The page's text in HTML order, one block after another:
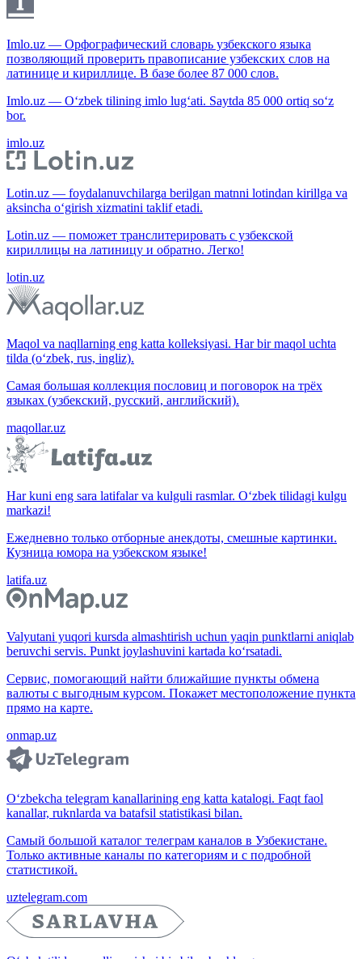
Imlo.uz — Орфографический словарь узбекского языка
позволяющий проверить правописание узбекских слов на
латинице и кириллице. В базе более 87 000 слов.
Imlo.uz — O‘zbek tilining imlo lug‘ati. Saytda 85 000 ortiq so‘z
bor.
imlo.uz
Lotin.uz — foydalanuvchilarga berilgan matnni lotindan kirillga va
aksincha o‘girish xizmatini taklif etadi.
Lotin.uz — поможет транслитерировать с узбекской
кириллицы на латиницу и обратно. Легко!
lotin.uz
Maqol va naqllarning eng katta kolleksiyasi. Har bir maqol uchta
tilda (o‘zbek, rus, ingliz).
Самая большая коллекция пословиц и поговорок на трёх
языках (узбекский, русский, английский).
maqollar.uz
Har kuni eng sara latifalar va kulguli rasmlar. O‘zbek tilidagi kulgu
markazi!
Ежедневно только отборные анекдоты, смешные картинки.
Кузница юмора на узбекском языке!
latifa.uz
Valyutani yuqori kursda almashtirish uchun yaqin punktlarni aniqlab
beruvchi servis. Punkt joylashuvini kartada ko‘rsatadi.
Сервис, помогающий найти ближайшие пункты обмена
валюты с выгодным курсом. Покажет местоположение пункта
прямо на карте.
onmap.uz
O‘zbekcha telegram kanallarining eng katta katalogi. Faqt faol
kanallar, ruknlarda va batafsil statistikasi bilan.
Самый большой каталог телеграм каналов в Узбекистане.
Только активные каналы по категориям и с подробной
статистикой.
uztelegram.com